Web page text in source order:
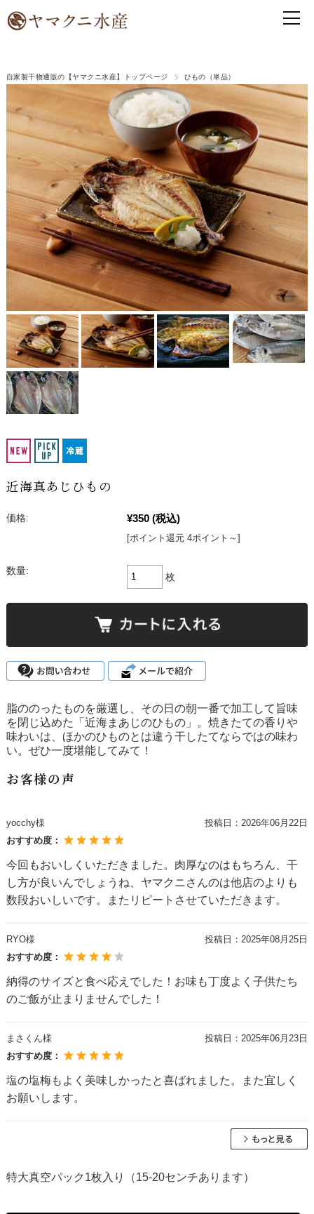
自家製干物通販の【ヤマクニ水産】トップページ ひもの（単品）
近海真あじひもの
価格: ¥350 (税込)
[ポイント還元 4ポイント～]
数量:
枚
脂ののったものを厳選し、その日の朝一番で加工して旨味
を閉じ込めた「近海まあじのひもの」。焼きたての香りや
味わいは、ほかのひものとは違う干したてならではの味わ
い。ぜひ一度堪能してみて！
お客様の声
yocchy様 投稿日： 2026年06月22日
おすすめ度：
今回もおいしくいただきました。肉厚なのはもちろん、干
し方が良いんでしょうね、ヤマクニさんのは他店のよりも
数段おいしいです。またリピートさせていただきます。
RYO様 投稿日： 2025年08月25日
おすすめ度：
納得のサイズと食べ応えでした！お味も丁度よく子供たち
のご飯が止まりませんでした！
まさくん様 投稿日： 2025年06月23日
おすすめ度：
塩の塩梅もよく美味しかったと喜ばれました。また宜しく
お願いします。
特大真空パック1枚入り（15-20センチあります）